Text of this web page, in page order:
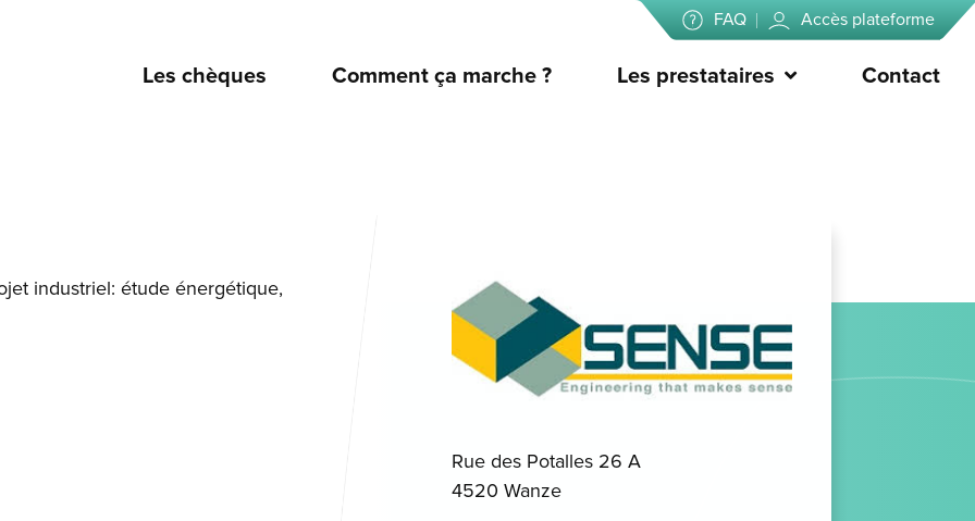
Les chèques Comment ça marche ? Les prestataires Contact
FAQ Accès plateforme
industriel: étude énergétique,
Rue des Potalles 26 A
4520 Wanze